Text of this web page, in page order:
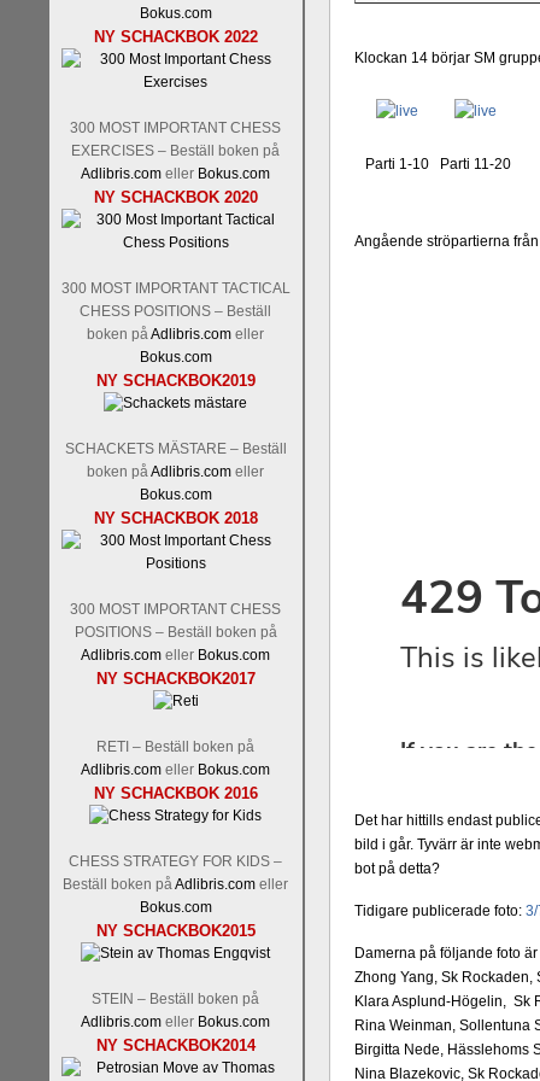
Bokus.com
NY SCHACKBOK 2022
300 MOST IMPORTANT CHESS
EXERCISES – Beställ boken på
Adlibris.com eller Bokus.com
NY SCHACKBOK 2020
300 MOST IMPORTANT TACTICAL
CHESS POSITIONS – Beställ
boken påAdlibris.com eller
Bokus.com
NY SCHACKBOK2019
SCHACKETS MÄSTARE – Beställ
boken påAdlibris.com eller
Bokus.com
NY SCHACKBOK 2018
300 MOST IMPORTANT CHESS
POSITIONS – Beställ boken på
Adlibris.com eller Bokus.com
NY SCHACKBOK2017
RETI – Beställ boken på
Adlibris.com eller Bokus.com
NY SCHACKBOK 2016
CHESS STRATEGY FOR KIDS –
Beställ boken påAdlibris.com eller
Bokus.com
NY SCHACKBOK2015
STEIN – Beställ boken på
Adlibris.com eller Bokus.com
NY SCHACKBOK2014
han dock göra denna gång
nämligen den sistnämnda
den spelformen ett steg i rätt
Idag börjar
kämpar om
om Ulf Anderssons
en förfrågan av
betänketiden så schack bör
boken i ur och skur och
djupintervjuer med
Klockan 14 börjar SM
Parti 1-10 Parti 11-20
Angående ströpartierna
Det har hittills endast
bild i går. Tyvärr är inte
bot på detta?
Tidigare publicerade foto: 3/
Damerna på följande foto
Zhong Yang, Sk Rockaden,
Klara Asplund-Högelin, Sk
Rina Weinman, Sollentuna
Birgitta Nede, Hässlehoms
Nina Blazekovic, Sk